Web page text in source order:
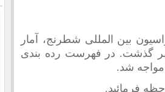
بین المللی شطرنج، آمار
درجه دار ایران از مرز 1000 نفر گذشت. در فهرست رده بندی
فرمائید.